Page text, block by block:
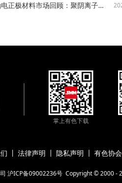
2026H1钠电正极材料市场回顾：聚阴离子主导深化，供需缺口渐次显形【SMM分析】
掌上有色下载
法律声明 隐私声明 有色协会
沪ICP备09002236号 Copyright © 2000 -